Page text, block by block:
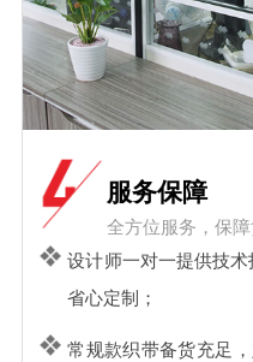
服务保障
全方位服务，保
设计师一对一提供技
省心定制；
常规款织带备货充足